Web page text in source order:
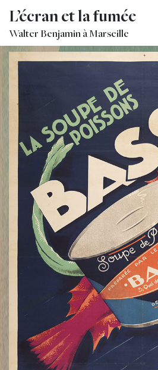
L’écran et la fumée
Walter Benjamin à Marseille
LA SOUPE DE POISSON BASSO